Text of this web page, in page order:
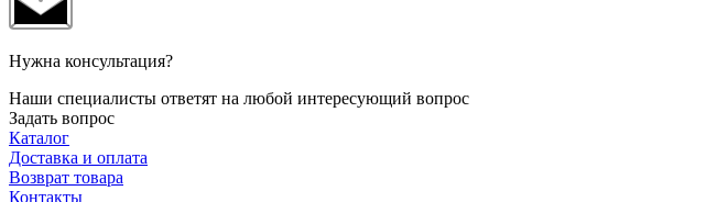
Нужна консультация?
Наши специалисты ответят на любой интересующий вопрос
Задать вопрос
Каталог
Доставка и оплата
Возврат товара
Контакты